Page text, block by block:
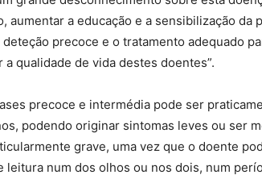
aumentar a educação e a sensibilização da
precoce e o tratamento adequado
a qualidade de vida destes doentes”.
precoce e intermédia pode ser
podendo originar sintomas leves ou ser
grave, uma vez que o doente
leitura num dos olhos ou nos dois, num